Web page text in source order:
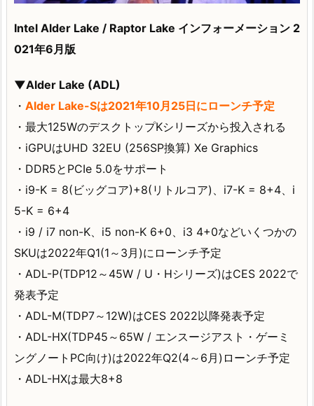
Intel Alder Lake / Raptor Lake インフォーメーション 2
021年6月版
▼Alder Lake (ADL)
・ Alder Lake-Sは2021年10月25日にローンチ予定
・最大125WのデスクトップKシリーズから投入される
・iGPUはUHD 32EU (256SP換算) Xe Graphics
・DDR5とPCIe 5.0をサポート
・i9-K = 8(ビッグコア)+8(リトルコア)、i7-K = 8+4、i
5-K = 6+4
・i9 / i7 non-K、i5 non-K 6+0、i3 4+0などいくつかの
SKUは2022年Q1(1～3月)にローンチ予定
・ADL-P(TDP12～45W / U・Hシリーズ)はCES 2022で
発表予定
・ADL-M(TDP7～12W)はCES 2022以降発表予定
・ADL-HX(TDP45～65W / エンスージアスト・ゲーミ
ングノートPC向け)は2022年Q2(4～6月)ローンチ予定
・ADL-HXは最大8+8